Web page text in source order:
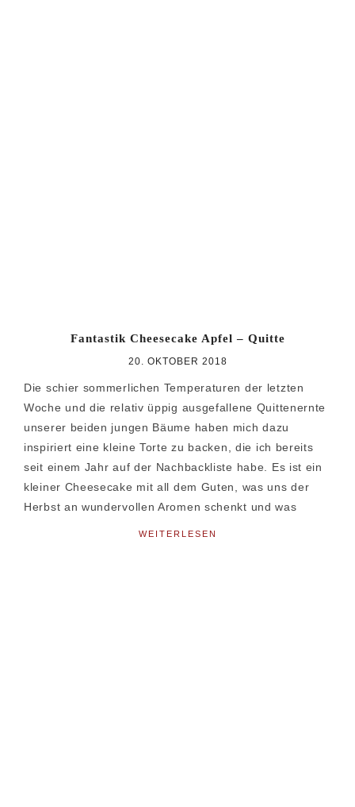
Fantastik Cheesecake Apfel – Quitte
20. OKTOBER 2018
Die schier sommerlichen Temperaturen der letzten
Woche und die relativ üppig ausgefallene Quittenernte
unserer beiden jungen Bäume haben mich dazu
inspiriert eine kleine Torte zu backen, die ich bereits
seit einem Jahr auf der Nachbackliste habe. Es ist ein
kleiner Cheesecake mit all dem Guten, was uns der
Herbst an wundervollen Aromen schenkt und was
WEITERLESEN